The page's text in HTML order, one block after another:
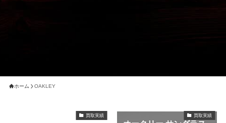
ホーム OAKLEY
買取実績 買取実績